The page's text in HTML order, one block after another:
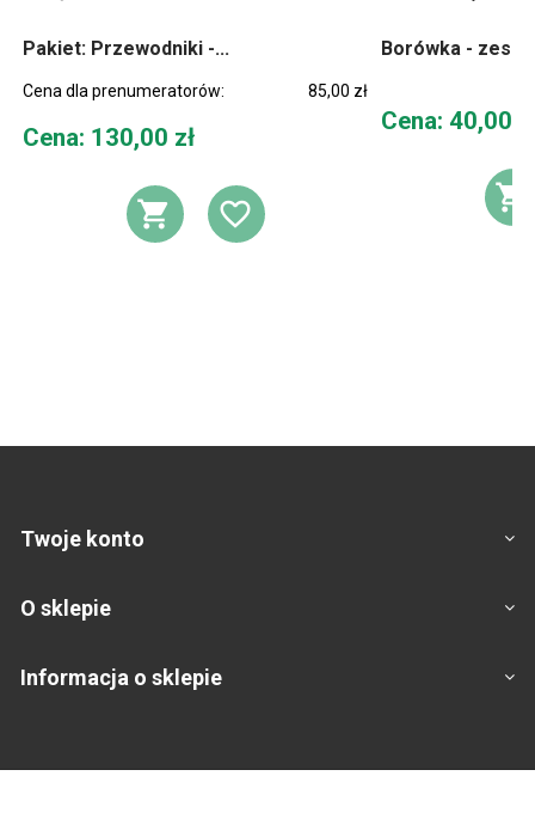
Pakiet: Przewodniki -...
Cena dla prenumeratorów: 85,00 zł
Cena
Cena: 130,00 zł
DODAJ DO KOSZYKA
DODAJ DO
Borówka -
Cena
Cena: 40,00
Twoje konto
O sklepie
Informacja o sklepie